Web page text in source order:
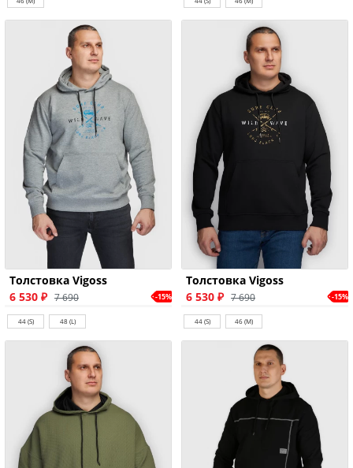
Толстовка Vigoss
6 530 ₽ 7 690 -15%
44 (S) 48 (L)
Толстовка Vigoss
6 530 ₽ 7 690 -15%
44 (S) 46 (M)